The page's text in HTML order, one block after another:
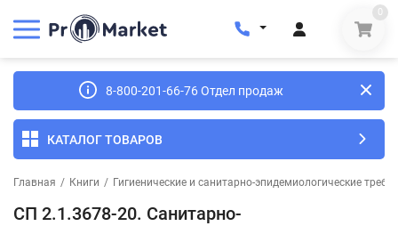
0
8-800-201-66-76 Отдел продаж
КАТАЛОГ ТОВАРОВ
Главная / Книги / Гигиенические и санитарно-эпидемиологические
СП 2.1.3678-20. Санитарно-